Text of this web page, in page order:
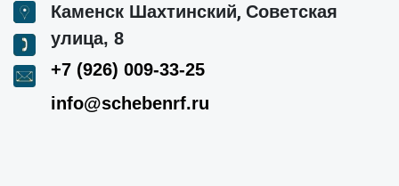
Каменск Шахтинский, Советская
улица, 8
+7 (926) 009-33-25
info@schebenrf.ru